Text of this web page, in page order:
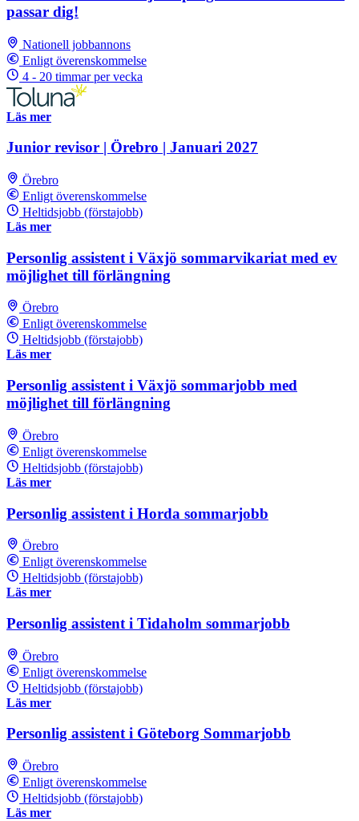
passar dig!
Nationell jobbannons
Enligt överenskommelse
4 - 20 timmar per vecka
Läs mer
Junior revisor | Örebro | Januari 2027
Örebro
Enligt överenskommelse
Heltidsjobb (förstajobb)
Läs mer
Personlig assistent i Växjö sommarvikariat med ev
möjlighet till förlängning
Örebro
Enligt överenskommelse
Heltidsjobb (förstajobb)
Läs mer
Personlig assistent i Växjö sommarjobb med
möjlighet till förlängning
Örebro
Enligt överenskommelse
Heltidsjobb (förstajobb)
Läs mer
Personlig assistent i Horda sommarjobb
Örebro
Enligt överenskommelse
Heltidsjobb (förstajobb)
Läs mer
Personlig assistent i Tidaholm sommarjobb
Örebro
Enligt överenskommelse
Heltidsjobb (förstajobb)
Läs mer
Personlig assistent i Göteborg Sommarjobb
Örebro
Enligt överenskommelse
Heltidsjobb (förstajobb)
Läs mer